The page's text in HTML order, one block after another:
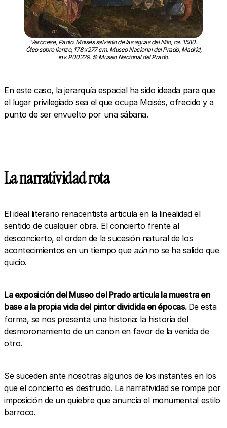
Veronese, Paolo. Moisés salvado de las aguas del Nilo, ca. 1580.
Óleo sobre lienzo, 178 x277 cm. Museo Nacional del Prado, Madrid,
inv. P00229. © Museo Nacional del Prado.
En este caso, la jerarquía espacial ha sido ideada para que
el lugar privilegiado sea el que ocupa Moisés, ofrecido y a
punto de ser envuelto por una sábana.
La narratividad rota
El ideal literario renacentista articula en la linealidad el
sentido de cualquier obra. El concierto frente al
desconcierto, el orden de la sucesión natural de los
acontecimientos en un tiempo que aúnno se ha salido que
quicio.
La exposición del Museo del Prado articula la muestra en
base a la propia vida del pintor dividida en épocas. De esta
forma, se nos presenta una historia: la historia del
desmoronamiento de un canon en favor de la venida de
otro.
Se suceden ante nosotras algunos de los instantes en los
que el concierto es destruido. La narratividad se rompe por
imposición de un quiebre que anuncia el monumental estilo
barroco.